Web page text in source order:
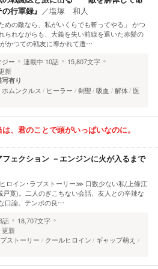
行軍録』 ／塩塚 和人
めの敵なら、私がいくらでも斬ってやる」 かつ
られながらも、大義を失い前線を退いた赤髪の
かつての戦友に導かれて遭…
ー 連載中 10話
15,807文字
新
有り
ホムンクルス ヒーラー 剣聖 吸血 解体 医
、君のことで頭がいっぱいなのに。
ェクション －エンジンに火が入るまで
イン･ラブストーリー⋙ 口数少ない私(上條江
寛)。二人のぎこちない会話、友人との辛辣な
口論。テンポの良…
話
18,707文字
更新
ストーリー クールヒロイン
ギャップ萌え